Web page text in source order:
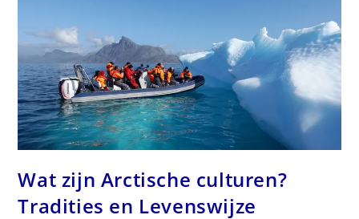
Wat zijn Arctische culturen?
Tradities en Levenswijze